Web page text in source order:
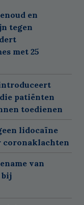
en
tegen
met 25
patiënten
toedienen
lidocaïne
van
bij